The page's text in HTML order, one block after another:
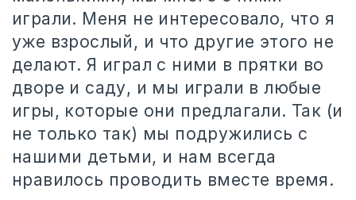
играли. Меня не интересовало, что я
уже взрослый, и что другие этого не
делают. Я играл с ними в прятки во
дворе и саду, и мы играли в любые
игры, которые они предлагали. Так (и
не только так) мы подружились с
нашими детьми, и нам всегда
нравилось проводить вместе время.